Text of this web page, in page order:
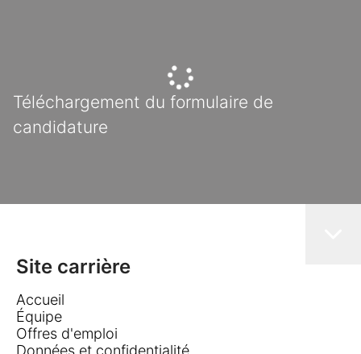
Téléchargement du formulaire de
candidature
Site carrière
Accueil
Équipe
Offres d'emploi
Données et confidentialité